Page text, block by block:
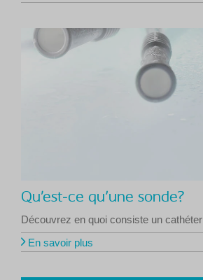
Qu’est-ce qu'une sonde?
Découvrez en quoi consiste un cathéter
En savoir plus